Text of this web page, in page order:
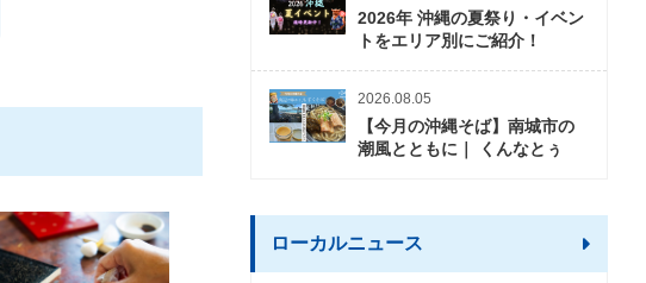
2026年 沖縄の夏祭り・イベン
トをエリア別にご紹介！
2026.08.05
【今月の沖縄そば】南城市の
潮風とともに｜ くんなとぅ
ローカルニュース